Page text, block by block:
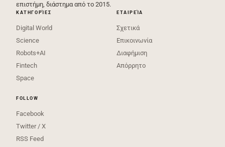
επιστήμη, διάστημα από το 2015.
ΚΑΤΗΓΟΡΊΕΣ
Digital World
Science
Robots+AI
Fintech
Space
ΕΤΑΙΡΕΊΑ
Σχετικά
Επικοινωνία
Διαφήμιση
Απόρρητο
FOLLOW
Facebook
Twitter / X
RSS Feed